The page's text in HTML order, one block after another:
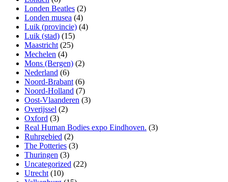
Londen Beatles (2)
Londen musea (4)
Luik (provincie) (4)
Luik (stad) (15)
Maastricht (25)
Mechelen (4)
Mons (Bergen) (2)
Nederland (6)
Noord-Brabant (6)
Noord-Holland (7)
Oost-Vlaanderen (3)
Overijssel (2)
Oxford (3)
Real Human Bodies expo Eindhoven. (3)
Ruhrgebied (2)
The Potteries (3)
Thuringen (3)
Uncategorized (22)
Utrecht (10)